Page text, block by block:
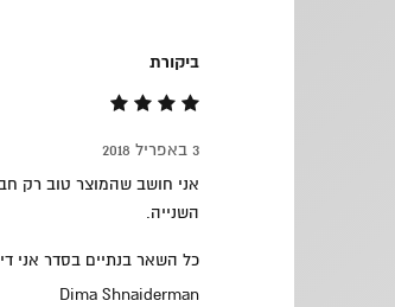
ביקורת
3 באפריל 2018
אני חושב שהמוצר טוב רק
השנייה.
כל השאר בנתיים בסדר אני
Dima Shnaiderman